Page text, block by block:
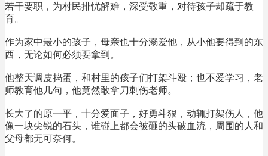
若干要职，为村民排忧解难，深受敬重，对待孩子却疏于教
育。
作为家中最小的孩子，母亲也十分溺爱他，从小他要得到的东
西，无论如何必须要拿到。
他整天调皮捣蛋，和村里的孩子们打架斗殴；也不爱学习，老
师教育他几句，他竟然敢拿刀刺伤老师。
长大了的原一平，十分爱面子，好勇斗狠，动辄打架伤人，他
像一块尖锐的石头，谁碰上都会被砸的头破血流，周围的人和
父母都无可奈何。